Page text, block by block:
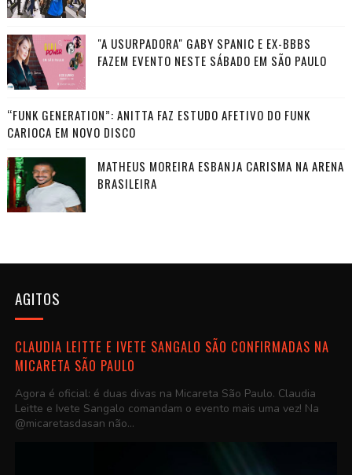
"A USURPADORA" GABY SPANIC E EX-BBBS
FAZEM EVENTO NESTE SÁBADO EM SÃO PAULO
“FUNK GENERATION”: ANITTA FAZ ESTUDO AFETIVO DO FUNK
CARIOCA EM NOVO DISCO
MATHEUS MOREIRA ESBANJA CARISMA NA ARENA
BRASILEIRA
AGITOS
CLAUDIA LEITTE E IVETE SANGALO SÃO CONFIRMADAS NA
MICARETA SÃO PAULO
Agora é oficial: é duas divas na Micareta São Paulo. Claudia
Leitte e Ivete Sangalo comandam o evento mais uma vez! Na
@micaretasdasan não...